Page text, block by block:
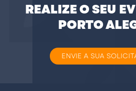
REALIZE O SEU
PORTO
ENVIE A SUA